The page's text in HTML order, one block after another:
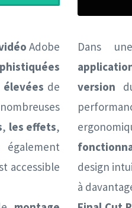
Adobe
de
, les effets,
accessible
Dans
version
design
à